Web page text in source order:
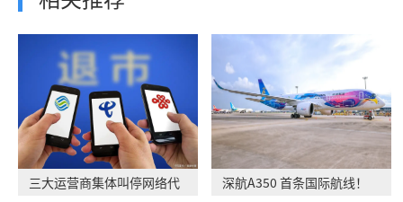
三大运营商集体叫停网络代
深航A350 首条国际航线！